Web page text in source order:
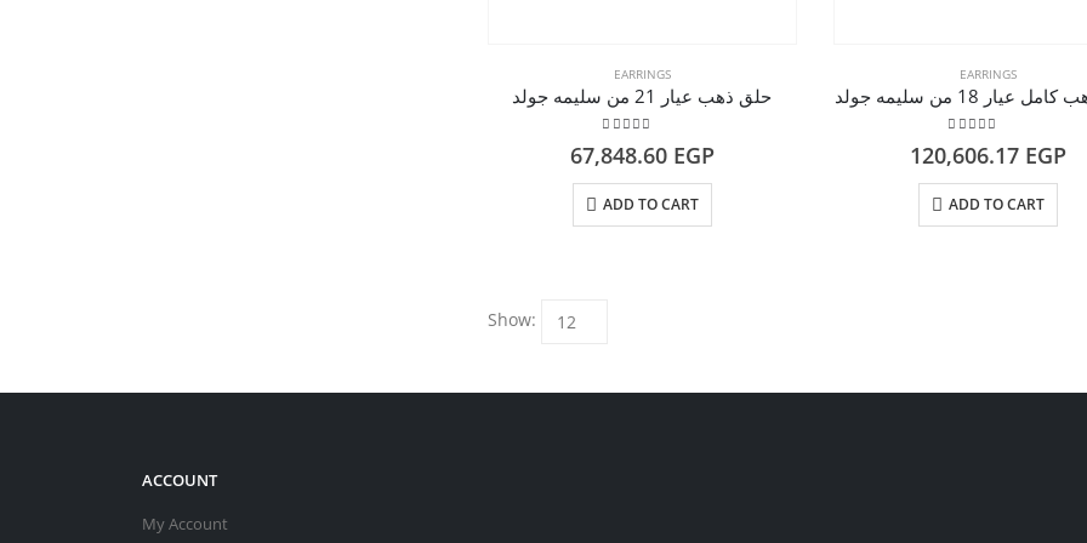
EARRINGS
حلق ذهب عيار 21 من سليمه جولد
67,848.60 EGP
ADD TO CART
EARRINGS
18 من سليمه جولد
120,606.17 EGP
ADD TO CART
Show:
ACCOUNT
My Account